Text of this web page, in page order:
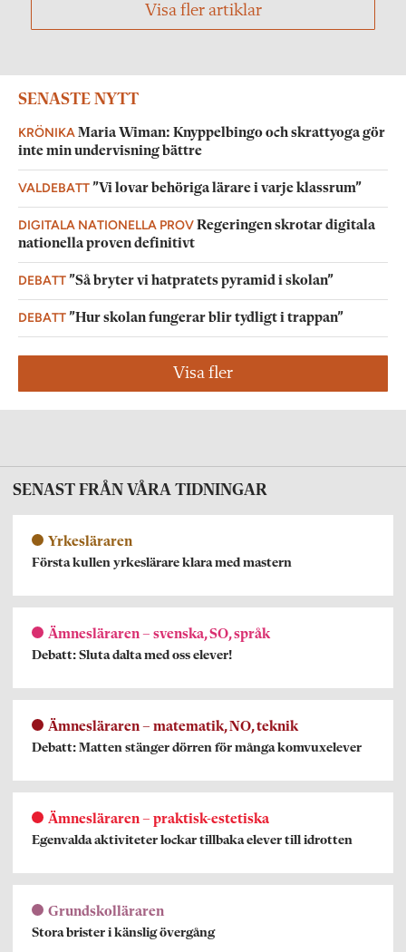
Visa fler artiklar
SENASTE NYTT
KRÖNIKA Maria Wiman: Knyppelbingo och skrattyoga gör
inte min undervisning bättre
VALDEBATT”Vi lovar behöriga lärare i varje klassrum”
DIGITALA NATIONELLA PROVRegeringen skrotar digitala
nationella proven definitivt
DEBATT”Så bryter vi hatpratets pyramid i skolan”
DEBATT”Hur skolan fungerar blir tydligt i trappan”
Visa fler
SENAST FRÅN VÅRA TIDNINGAR
Yrkesläraren
Första kullen yrkeslärare klara med mastern
Ämnesläraren – svenska, SO, språk
Debatt: Sluta dalta med oss elever!
Ämnesläraren – matematik, NO, teknik
Debatt: Matten stänger dörren för många komvuxelever
Ämnesläraren – praktisk-estetiska
Egenvalda aktiviteter lockar tillbaka elever till idrotten
Grundskolläraren
Stora brister i känslig övergång